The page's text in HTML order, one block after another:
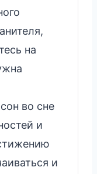
на
во сне
и
и